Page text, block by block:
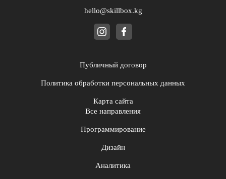
hello@skillbox.kg
Публичный договор
Политика обработки персональных данных
Карта сайта
Все направления
Программирование
Дизайн
Аналитика